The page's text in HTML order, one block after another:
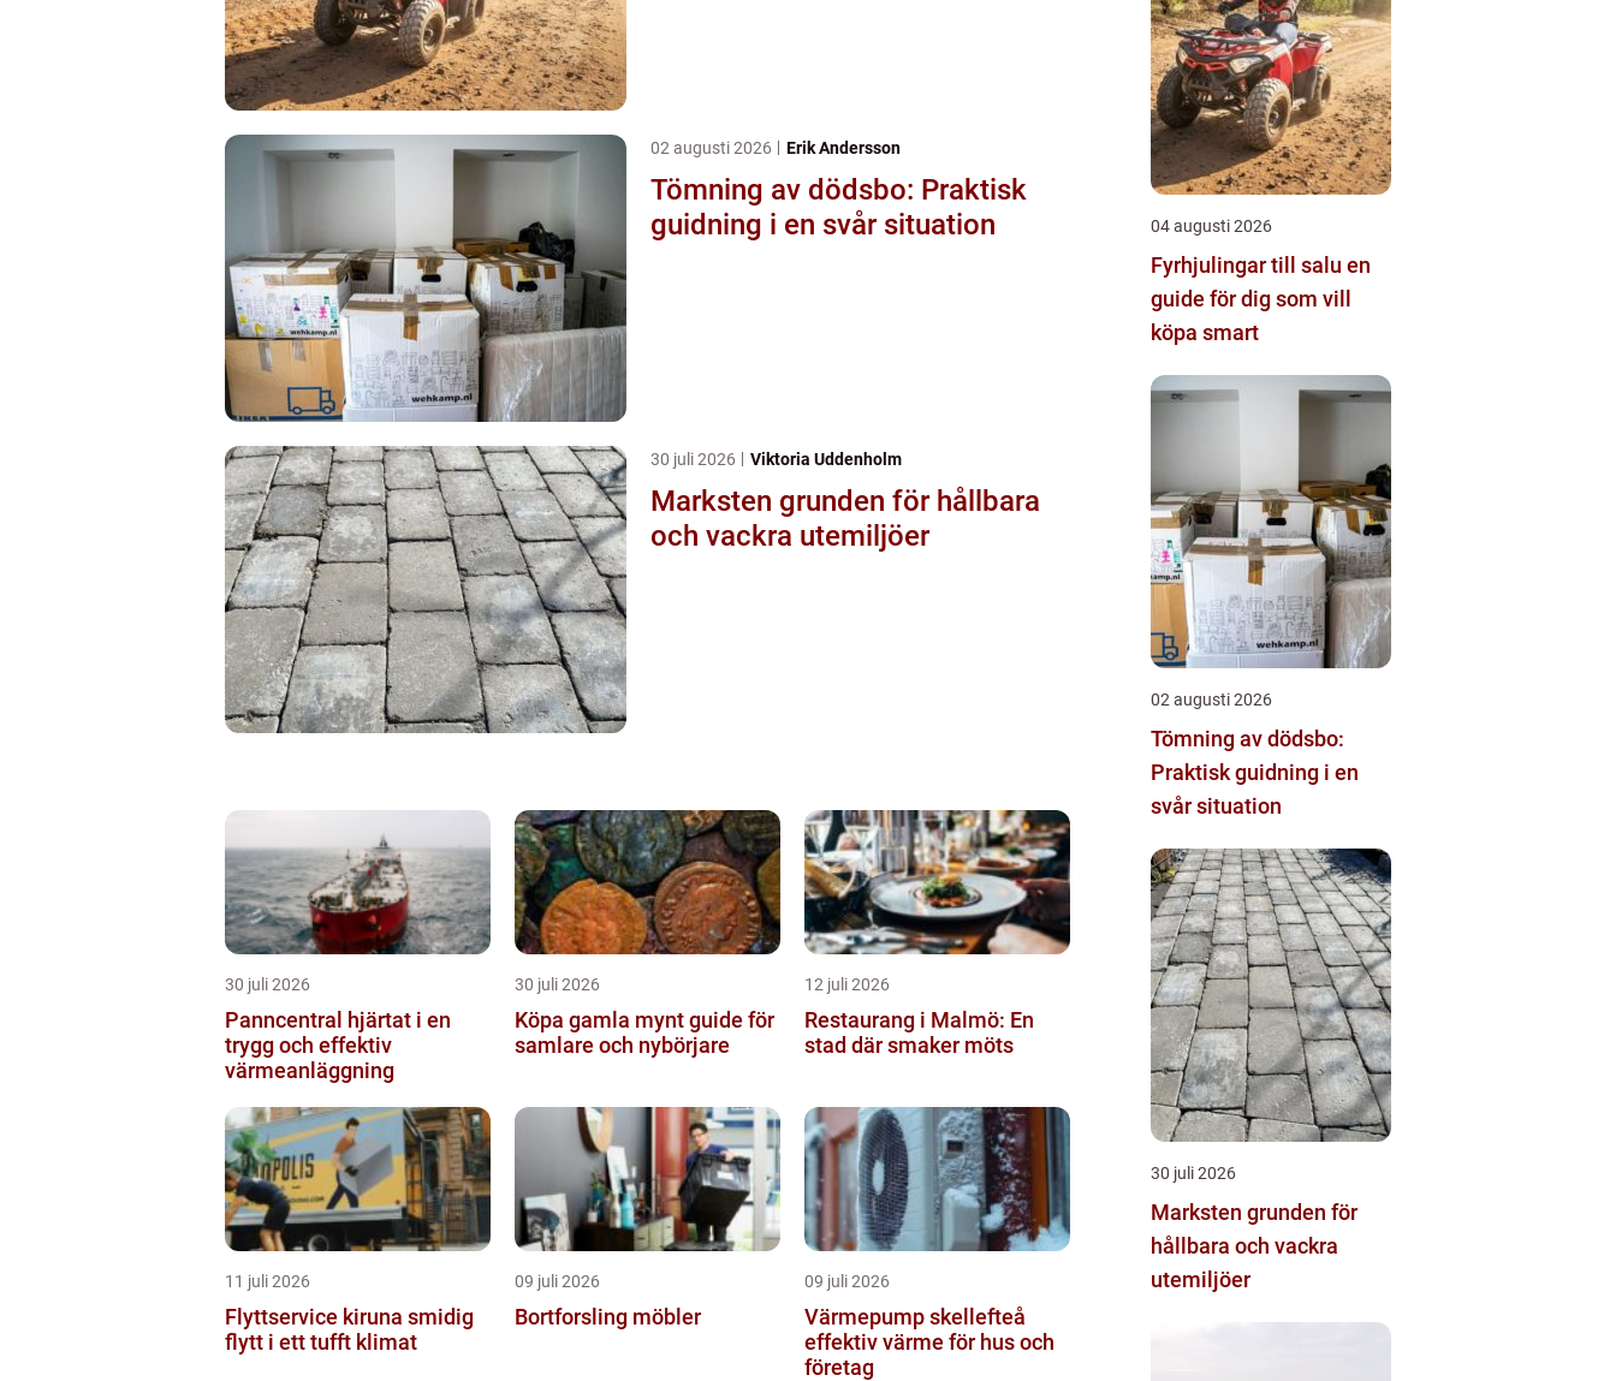
02 augusti 2026 Erik Andersson
Tömning av dödsbo: Praktisk
guidning i en svår situation
30 juli 2026 Viktoria Uddenholm
Marksten grunden för hållbara
och vackra utemiljöer
30 juli 2026
Panncentral hjärtat i en
trygg och effektiv
värmeanläggning
30 juli 2026
Köpa gamla mynt guide för
samlare och nybörjare
12 juli 2026
Restaurang i Malmö: En
stad där smaker möts
11 juli 2026
Flyttservice kiruna smidig
flytt i ett tufft klimat
09 juli 2026
Bortforsling möbler
09 juli 2026
Värmepump skellefteå
effektiv värme för hus och
företag
04 augusti 2026
Fyrhjulingar till salu en
guide för dig som vill
köpa smart
02 augusti 2026
Tömning av dödsbo:
Praktisk guidning i en
svår situation
30 juli 2026
Marksten grunden för
hållbara och vackra
utemiljöer